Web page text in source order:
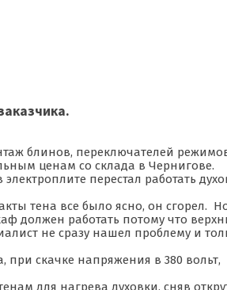
блинов, переключателей
ценам со склада в Чернигове.
перестал работать
тена все было ясно, он сгорел.
должен работать потому что
не сразу нашел проблему и
скачке напряжения в 380 вольт,
для нагрева духовки, сняв